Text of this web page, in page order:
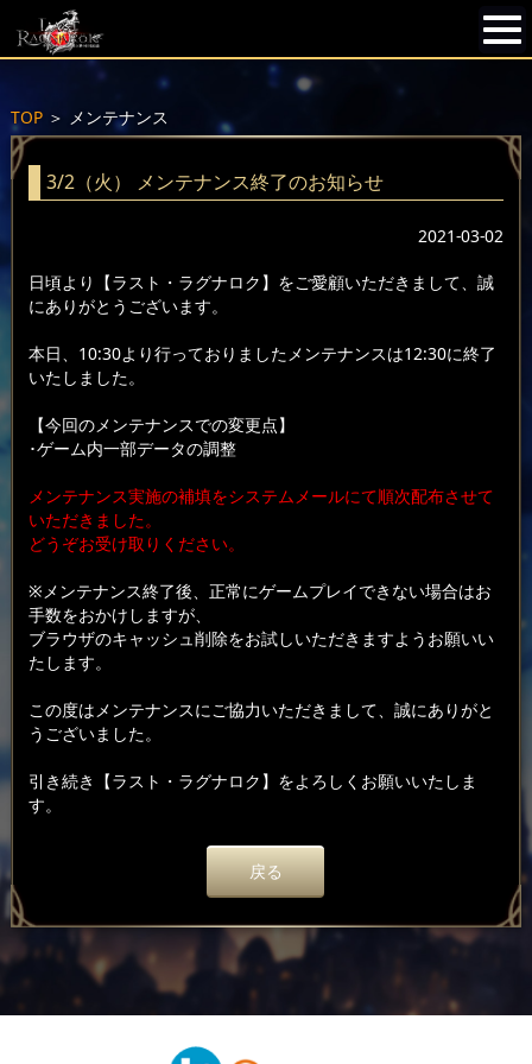
TOP＞ メンテナンス
3/2（火） メンテナンス終了のお知らせ
2021-03-02
日頃より【ラスト・ラグナロク】をご愛顧いただきまして、誠
にありがとうございます。
本日、10:30より行っておりましたメンテナンスは12:30に終了
いたしました。
【今回のメンテナンスでの変更点】
･ゲーム内一部データの調整
メンテナンス実施の補填をシステムメールにて順次配布させて
いただきました。
どうぞお受け取りください。
※メンテナンス終了後、正常にゲームプレイできない場合はお
手数をおかけしますが、
ブラウザのキャッシュ削除をお試しいただきますようお願いい
たします。
この度はメンテナンスにご協力いただきまして、誠にありがと
うございました。
引き続き【ラスト・ラグナロク】をよろしくお願いいたしま
す。
戻る